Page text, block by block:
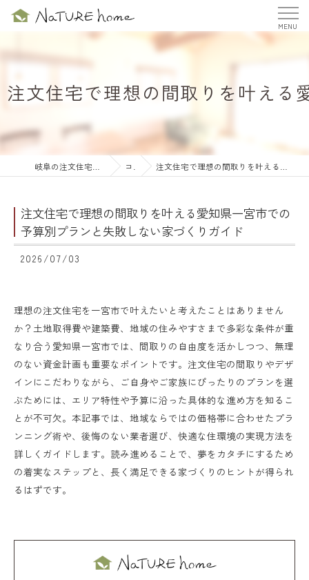
注文住宅で理想の間取りを叶える
コラム 注文住宅で理想の間取りを叶える愛知県一宮市での予算別プランと失敗しない家づくりガイド
注文住宅で理想の間取りを叶える愛知県一宮市での
予算別プランと失敗しない家づくりガイド
2026/07/03
理想の注文住宅を一宮市で叶えたいと考えたことはありません
か？土地取得費や建築費、地域の住みやすさまで多彩な条件が重
なり合う愛知県一宮市では、間取りの自由度を活かしつつ、無理
のない資金計画も重要なポイントです。注文住宅の間取りやデザ
インにこだわりながら、ご自身やご家族にぴったりのプランを選
ぶためには、エリア特性や予算に沿った具体的な進め方を知るこ
とが不可欠。本記事では、地域ならではの価格帯に合わせたプラ
ンニング術や、後悔のない業者選び、快適な住環境の実現方法を
詳しくガイドします。読み進めることで、夢をカタチにするため
の着実なステップと、長く満足できる家づくりのヒントが得られ
るはずです。